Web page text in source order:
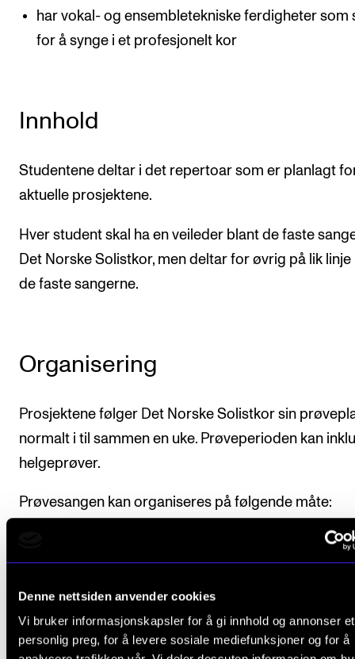
Denne nettsiden anvender cookies
Vi bruker informasjonskapsler for å gi innhold og annonser et
personlig preg, for å levere sosiale mediefunksjoner og for å
har vokal- og ensembletekniske ferdigheter som
for å synge i et profesjonelt kor
Innhold
Studentene deltar i det repertoar som er planlagt
aktuelle prosjektene.
Hver student skal ha en veileder blant de faste
Det Norske Solistkor, men deltar for øvrig på lik linje
de faste sangerne.
Organisering
Prosjektene følger Det Norske Solistkor sin
normalt i til sammen en uke. Prøveperioden kan
helgeprøver.
Prøvesangen kan organiseres på følgende måte:
Studenten blir prøvd i ensemblesang, sammen
sangere fra Det Norske Solistkor.